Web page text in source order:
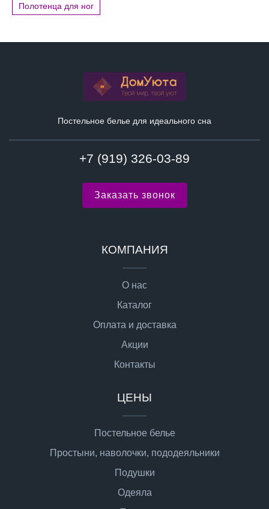
Полотенца для ног
Постельное белье для идеального сна
+7 (919) 326-03-89
Заказать звонок
КОМПАНИЯ
О нас
Каталог
Оплата и доставка
Акции
Контакты
ЦЕНЫ
Постельное белье
Простыни, наволочки, пододеяльники
Подушки
Одеяла